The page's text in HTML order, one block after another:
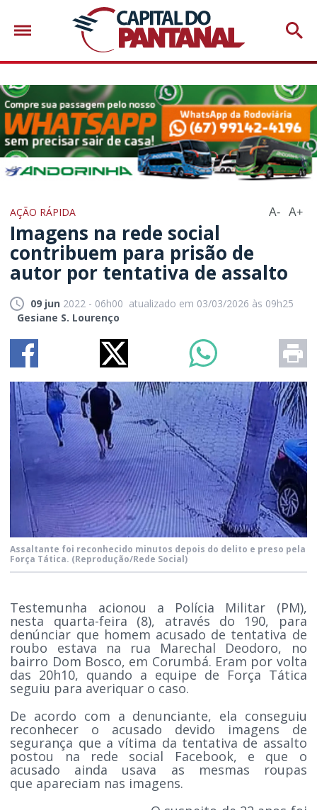
AÇÃO RÁPIDA A- A+
Imagens na rede social
contribuem para prisão de
autor por tentativa de assalto
09 jun 2022 - 06h00 atualizado em 03/03/2026 às 09h25
Gesiane S. Lourenço
Assaltante foi reconhecido minutos depois do delito e preso pela
Força Tática. (Reprodução/Rede Social)
Testemunha acionou a Polícia Militar (PM),
nesta quarta-feira (8), através do 190, para
denúnciar que homem acusado de tentativa de
roubo estava na rua Marechal Deodoro, no
bairro Dom Bosco, em Corumbá. Eram por volta
das 20h10, quando a equipe de Força Tática
seguiu para averiquar o caso.
De acordo com a denunciante, ela conseguiu
reconhecer o acusado devido imagens de
segurança que a vítima da tentativa de assalto
postou na rede social Facebook, e que o
acusado ainda usava as mesmas roupas
que apareciam nas imagens.